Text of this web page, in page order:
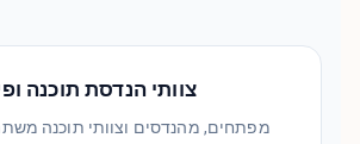
צוותי הנדסת תוכנה
מפתחים, מהנדסים וצוותי תוכנה